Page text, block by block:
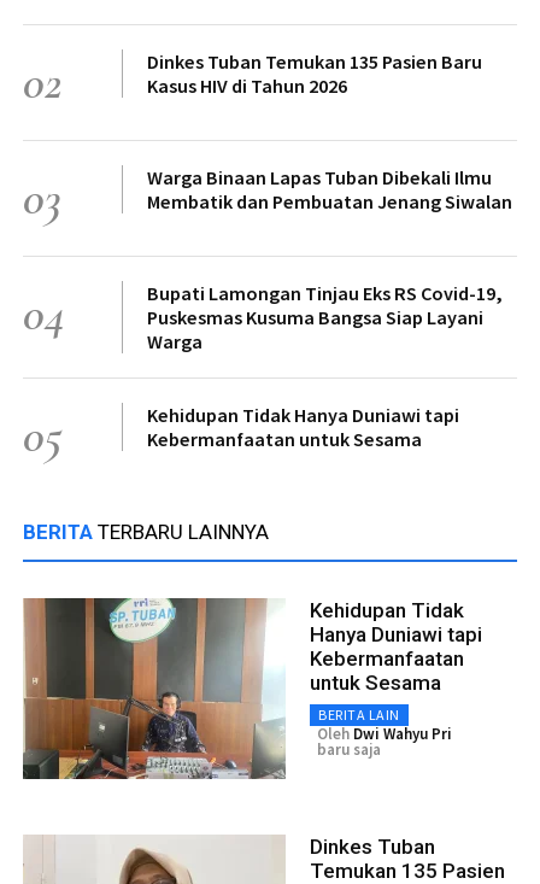
02
Dinkes Tuban Temukan 135 Pasien Baru
Kasus HIV di Tahun 2026
03
Warga Binaan Lapas Tuban Dibekali Ilmu
Membatik dan Pembuatan Jenang Siwalan
04
Bupati Lamongan Tinjau Eks RS Covid-19,
Puskesmas Kusuma Bangsa Siap Layani
Warga
05
Kehidupan Tidak Hanya Duniawi tapi
Kebermanfaatan untuk Sesama
BERITA TERBARU LAINNYA
Kehidupan Tidak
Hanya Duniawi tapi
Kebermanfaatan
untuk Sesama
BERITA LAIN
Oleh Dwi Wahyu Pri
baru saja
Dinkes Tuban
Temukan 135 Pasien